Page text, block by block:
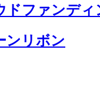
ドファンディ
ンリボン